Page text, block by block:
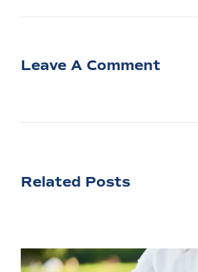
Leave A Comment
Related Posts